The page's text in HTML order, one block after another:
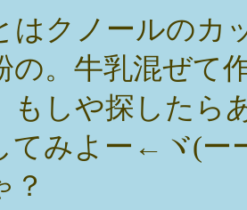
はクノールのカ
の。牛乳混ぜて
もしや探したら
てみよー←ヾ(ー
？